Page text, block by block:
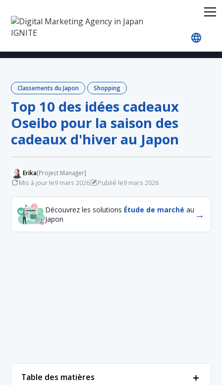
Classements du Japon Shopping
Top 10 des idées cadeaux
Oseibo pour la saison des
cadeaux d'hiver au Japon
Erika[Project Manager]
Mis à jour le9 mars 2026 Publié le9 mars 2026
Découvrez les solutions Étude de marché au
Japon
→
Table des matières ＋